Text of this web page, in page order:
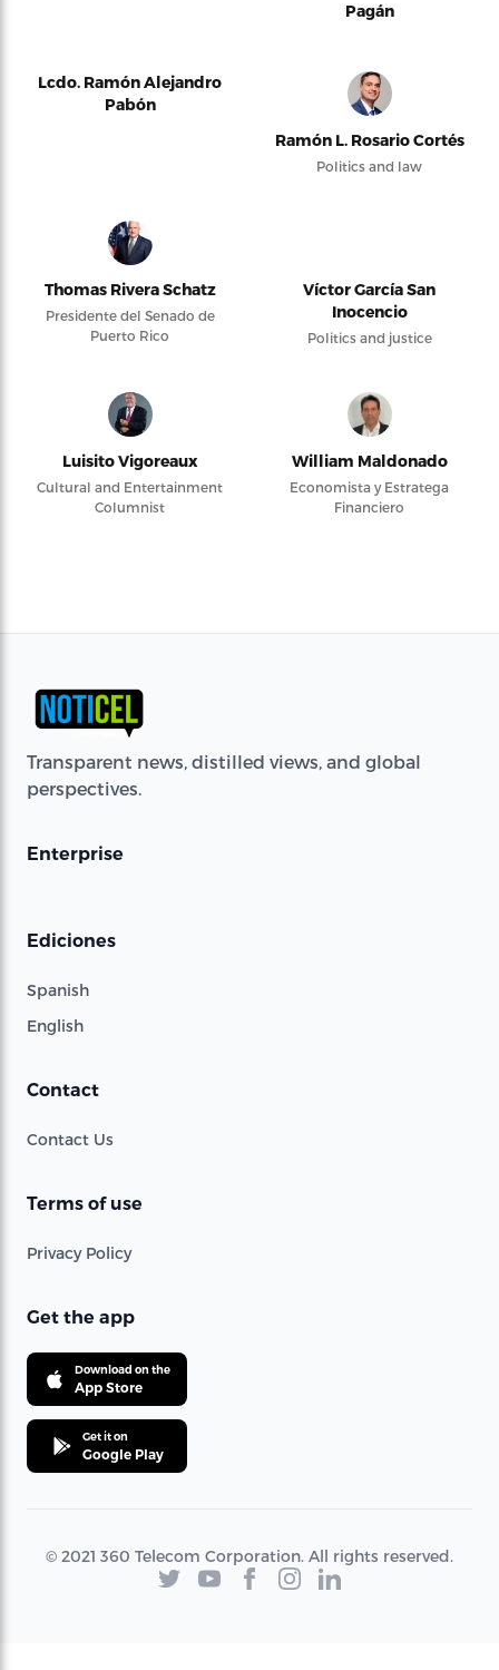
Pagán
Lcdo. Ramón Alejandro
Pabón
Ramón L. Rosario Cortés
Politics and law
Thomas Rivera Schatz
Presidente del Senado de
Puerto Rico
Víctor García San
Inocencio
Politics and justice
Luisito Vigoreaux
Cultural and Entertainment
Columnist
William Maldonado
Economista y Estratega
Financiero
Transparent news, distilled views, and global
perspectives.
Enterprise
Ediciones
Spanish
English
Contact
Contact Us
Terms of use
Privacy Policy
Get the app
Download on the
App Store
Get it on
Google Play
© 2021 360 Telecom Corporation. All rights reserved.